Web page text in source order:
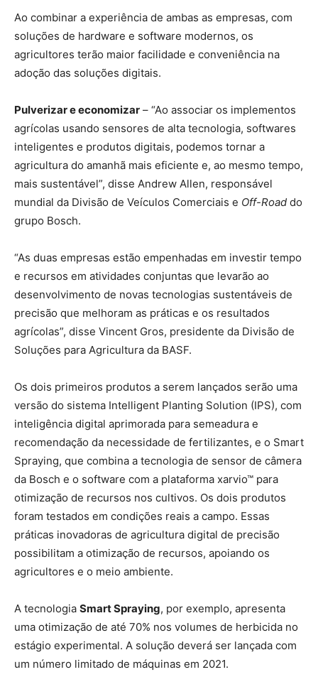
Ao combinar a experiência de ambas as empresas, com
soluções de hardware e software modernos, os
agricultores terão maior facilidade e conveniência na
adoção das soluções digitais.
Pulverizar e economizar – “Ao associar os implementos
agrícolas usando sensores de alta tecnologia, softwares
inteligentes e produtos digitais, podemos tornar a
agricultura do amanhã mais eficiente e, ao mesmo tempo,
mais sustentável”, disse Andrew Allen, responsável
mundial da Divisão de Veículos Comerciais e Off-Road do
grupo Bosch.
“As duas empresas estão empenhadas em investir tempo
e recursos em atividades conjuntas que levarão ao
desenvolvimento de novas tecnologias sustentáveis de
precisão que melhoram as práticas e os resultados
agrícolas”, disse Vincent Gros, presidente da Divisão de
Soluções para Agricultura da BASF.
Os dois primeiros produtos a serem lançados serão uma
versão do sistema Intelligent Planting Solution (IPS), com
inteligência digital aprimorada para semeadura e
recomendação da necessidade de fertilizantes, e o Smart
Spraying, que combina a tecnologia de sensor de câmera
da Bosch e o software com a plataforma xarvio™ para
otimização de recursos nos cultivos. Os dois produtos
foram testados em condições reais a campo. Essas
práticas inovadoras de agricultura digital de precisão
possibilitam a otimização de recursos, apoiando os
agricultores e o meio ambiente.
A tecnologia Smart Spraying, por exemplo, apresenta
uma otimização de até 70% nos volumes de herbicida no
estágio experimental. A solução deverá ser lançada com
um número limitado de máquinas em 2021.